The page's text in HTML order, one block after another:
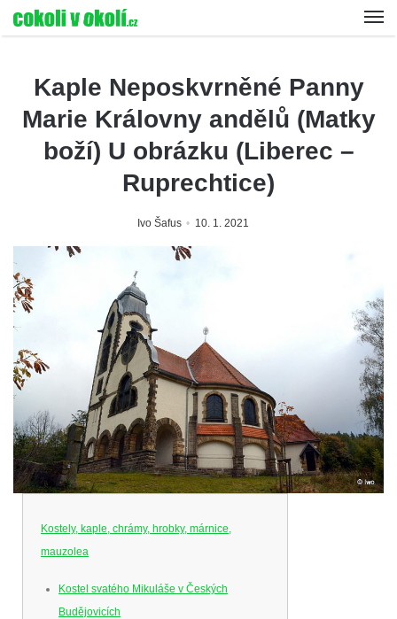
Kaple Neposkvrněné Panny
Marie Královny andělů (Matky
boží) U obrázku (Liberec –
Ruprechtice)
Ivo Šafus 10. 1. 2021
Kostely, kaple, chrámy, hrobky, márnice,
mauzolea
Kostel svatého Mikuláše v Českých
Budějovicích